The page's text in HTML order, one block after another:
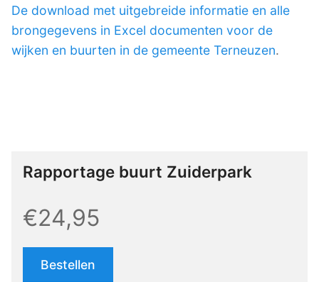
De download met uitgebreide informatie en alle
brongegevens in Excel documenten voor de
wijken en buurten in de gemeente Terneuzen.
Rapportage buurt Zuiderpark
€24,95
Bestellen